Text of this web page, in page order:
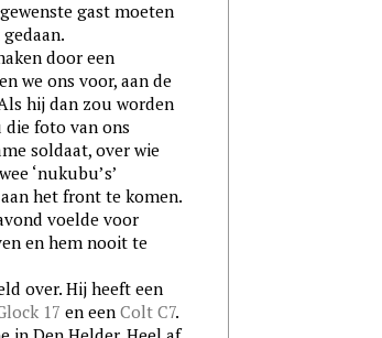
gast moeten
door een
we ons voor, aan de
hij dan zou worden
foto van ons
soldaat, over wie
‘nukubu’s’
het front te komen.
voelde voor
en hem nooit te
over. Hij heeft een
17 en een Colt C7.